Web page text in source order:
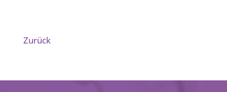
Zurück